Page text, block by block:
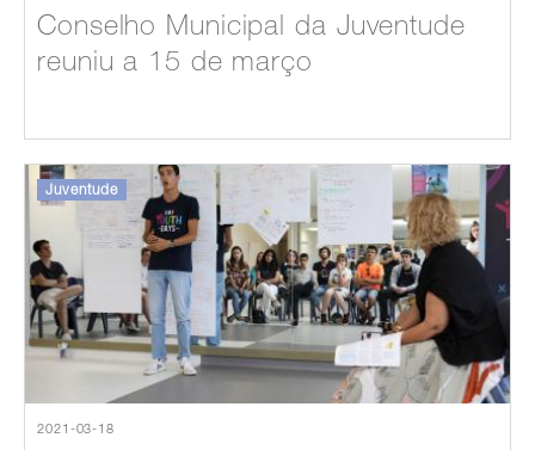
Conselho Municipal da Juventude
reuniu a 15 de março
Juventude
2021-03-18